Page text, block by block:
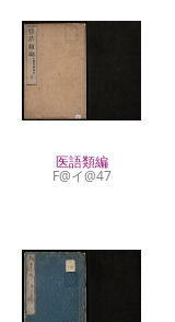
医語類編
F@イ@47